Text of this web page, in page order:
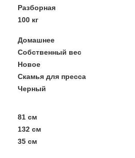
Разборная
100 кг
Домашнее
Собственный вес
Новое
Скамья для пресса
Черный
81 см
132 см
35 см